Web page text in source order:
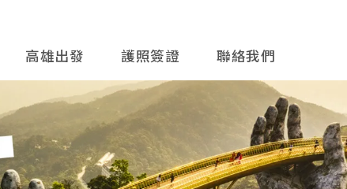
高雄出發 護照簽證 聯絡我們